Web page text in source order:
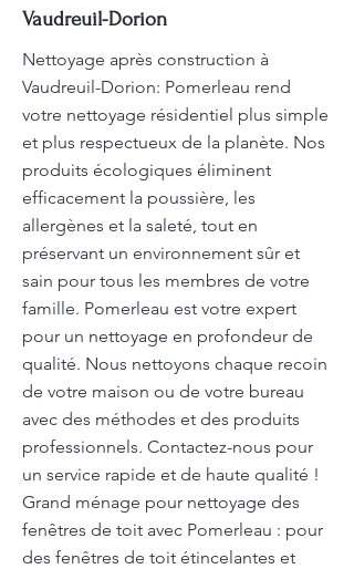
Vaudreuil-Dorion
Nettoyage après construction à
Vaudreuil-Dorion: Pomerleau rend
votre nettoyage résidentiel plus simple
et plus respectueux de la planète. Nos
produits écologiques éliminent
efficacement la poussière, les
allergènes et la saleté, tout en
préservant un environnement sûr et
sain pour tous les membres de votre
famille. Pomerleau est votre expert
pour un nettoyage en profondeur de
qualité. Nous nettoyons chaque recoin
de votre maison ou de votre bureau
avec des méthodes et des produits
professionnels. Contactez-nous pour
un service rapide et de haute qualité !
Grand ménage pour nettoyage des
fenêtres de toit avec Pomerleau : pour
des fenêtres de toit étincelantes et